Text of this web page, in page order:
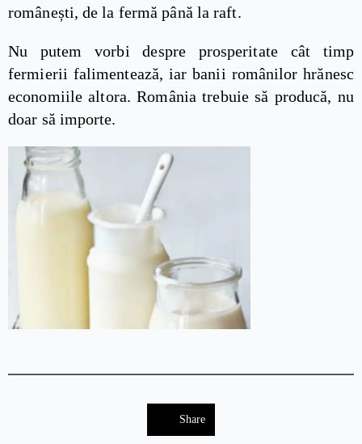
românești, de la fermă până la raft.
Nu putem vorbi despre prosperitate cât timp
fermierii falimentează, iar banii românilor hrănesc
economiile altora. România trebuie să producă, nu
doar să importe.
Share